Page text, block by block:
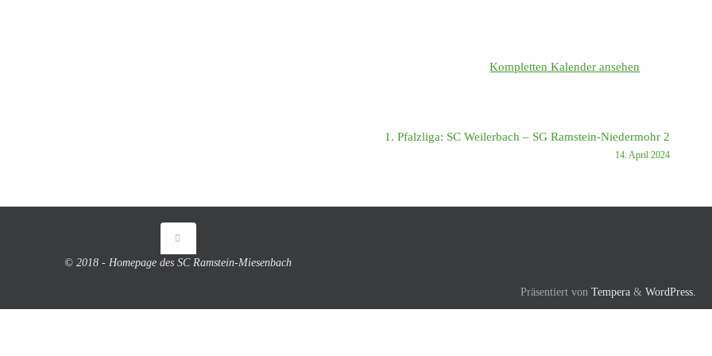
Kompletten Kalender ansehen
1. Pfalzliga: SC Weilerbach – SG Ramstein-Niedermohr 2
14. April 2024
© 2018 - Homepage des SC Ramstein-Miesenbach
Präsentiert von Tempera & WordPress.